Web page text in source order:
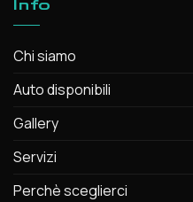
Info
Chi siamo
Auto disponibili
Gallery
Servizi
Perchè sceglierci